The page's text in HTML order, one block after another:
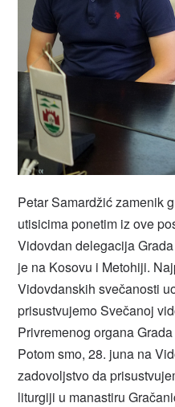
Petar Samardžić zamenik
utisicima ponetim iz ove
Vidovdan delegacija
je na Kosovu i Metohiji.
Vidovdanskih svečanosti
prisustvujemo Svečanoj
Privremenog organa
Potom smo, 28. juna na
zadovoljstvo da
liturgiji u manastiru